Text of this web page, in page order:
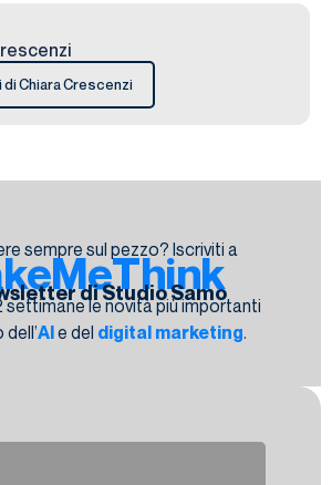
Chiara Crescenzi
sempre sul pezzo? Iscriviti a
di Studio Samo
settimane le novità più importanti
AIe del digital marketing.